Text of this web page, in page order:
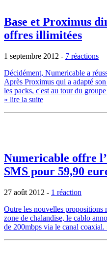
Base et Proximus
offres illimitées
1 septembre 2012 - 7 réactions
Décidément, Numericable a
Après Proximus qui a adapté
les packs, c'est au tour du
» lire la suite
Numericable offre
SMS pour 59,90
27 août 2012 - 1 réaction
Outre les nouvelles propositions
zone de chalandise, le cablo
de 200mbps via le canal coaxial.